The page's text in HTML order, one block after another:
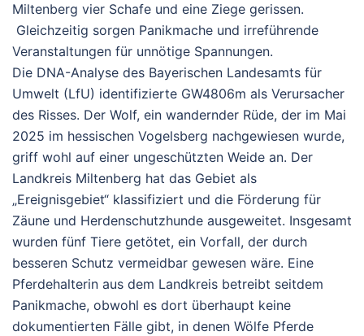
Miltenberg vier Schafe und eine Ziege gerissen.
Gleichzeitig sorgen Panikmache und irreführende
Veranstaltungen für unnötige Spannungen.
Die DNA-Analyse des Bayerischen Landesamts für
Umwelt (LfU) identifizierte GW4806m als Verursacher
des Risses. Der Wolf, ein wandernder Rüde, der im Mai
2025 im hessischen Vogelsberg nachgewiesen wurde,
griff wohl auf einer ungeschützten Weide an. Der
Landkreis Miltenberg hat das Gebiet als
„Ereignisgebiet“ klassifiziert und die Förderung für
Zäune und Herdenschutzhunde ausgeweitet. Insgesamt
wurden fünf Tiere getötet, ein Vorfall, der durch
besseren Schutz vermeidbar gewesen wäre. Eine
Pferdehalterin aus dem Landkreis betreibt seitdem
Panikmache, obwohl es dort überhaupt keine
dokumentierten Fälle gibt, in denen Wölfe Pferde